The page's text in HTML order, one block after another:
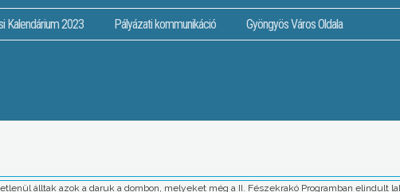
Kalendárium 2023 Pályázati kommunikáció Gyöngyös Város Oldala
álltak azok a daruk a dombon, melyeket még a II. Fészekrakó Programban